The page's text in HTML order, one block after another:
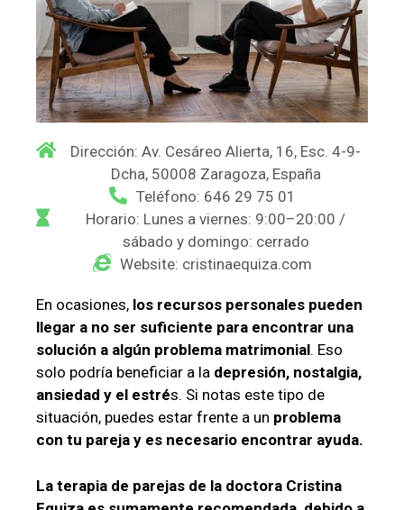
Dirección: Av. Cesáreo Alierta, 16, Esc. 4-9-
Dcha, 50008 Zaragoza, España
Teléfono: 646 29 75 01
Horario: Lunes a viernes: 9:00–20:00 /
sábado y domingo: cerrado
Website: cristinaequiza.com
En ocasiones, los recursos personales pueden
llegar a no ser suficiente para encontrar una
solución a algún problema matrimonial. Eso
solo podría beneficiar a la depresión, nostalgia,
ansiedad y el estrés. Si notas este tipo de
situación, puedes estar frente a un problema
con tu pareja y es necesario encontrar ayuda.
La terapia de parejas de la doctora Cristina